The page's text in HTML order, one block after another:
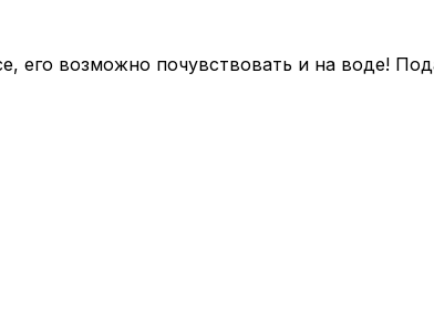
его возможно почувствовать и на воде!